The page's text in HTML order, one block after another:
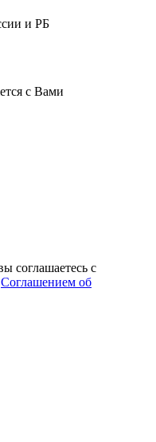
и РБ
с Вами
соглашаетесь с
Соглашением об